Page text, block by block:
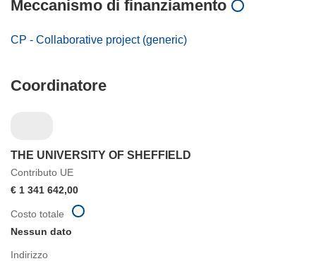
Meccanismo di finanziamento
CP - Collaborative project (generic)
Coordinatore
THE UNIVERSITY OF SHEFFIELD
Contributo UE
€ 1 341 642,00
Indirizzo
Costo totale
Nessun dato